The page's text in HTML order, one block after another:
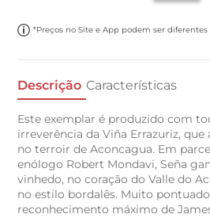
*Preços no Site e App podem ser diferentes
Descrição Características
Este exemplar é produzido com
irreverência da Viña Errazuriz,
no terroir de Aconcagua. Em
enólogo Robert Mondavi, Seña
vinhedo, no coração do Valle do
no estilo bordalês. Muito
reconhecimento máximo de